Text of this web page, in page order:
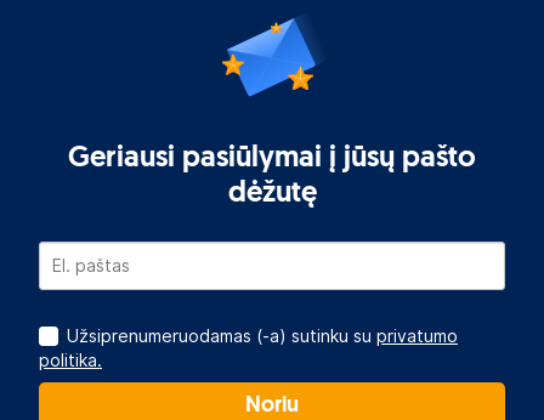
Geriausi pasiūlymai į jūsų pašto
dėžutę
Užsiprenumeruodamas (-a) sutinku su privatumo
politika.
Noriu